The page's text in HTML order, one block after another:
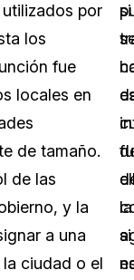
por
los
fue
locales en
de tamaño.
de las
y la
a una
ciudad o el
si
si
la